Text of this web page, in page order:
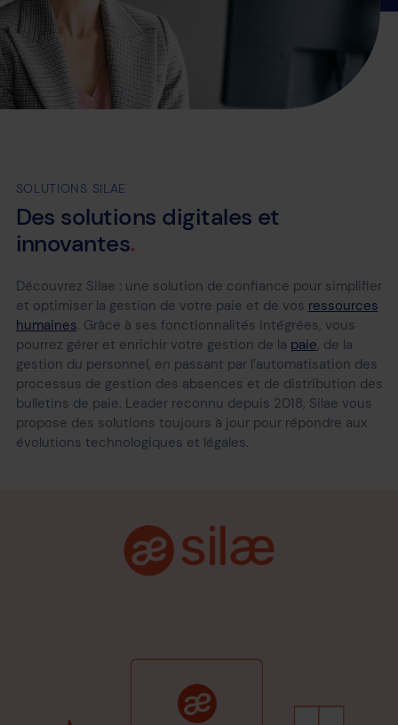
SOLUTIONS SILAE
Des solutions digitales et
innovantes
Découvrez Silae : une solution de confiance pour simplifier
et optimiser la gestion de votre paie et de vos ressources
humaines. Grâce à ses fonctionnalités intégrées, vous
pourrez gérer et enrichir votre gestion de la paie , de la
gestion du personnel, en passant par l’automatisation des
processus de gestion des absences et de distribution des
bulletins de paie. Leader reconnu depuis 2018, Silae vous
propose des solutions toujours à jour pour répondre aux
évolutions technologiques et légales.